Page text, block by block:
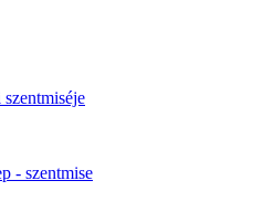
- szentmise